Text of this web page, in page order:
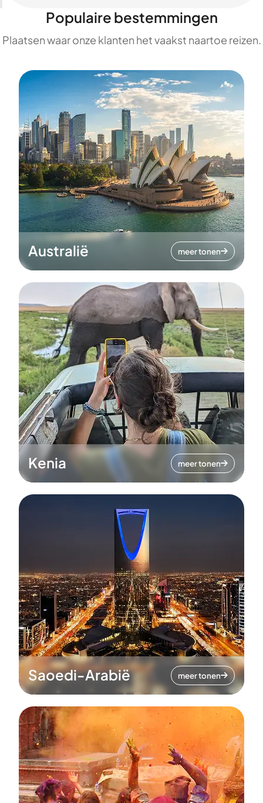
Populaire bestemmingen
Plaatsen waar onze klanten het vaakst naartoe reizen.
Australië meer tonen
Kenia meer tonen
Saoedi-Arabië meer tonen